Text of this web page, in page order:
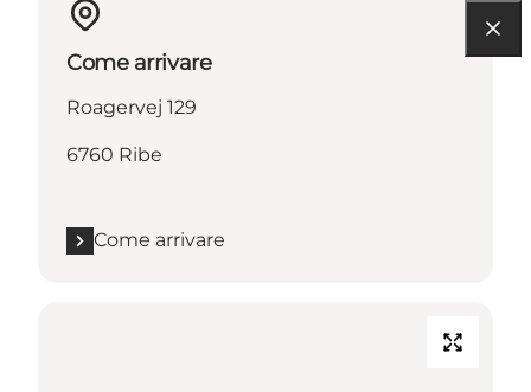
Come arrivare
Roagervej 129
6760 Ribe
Come arrivare